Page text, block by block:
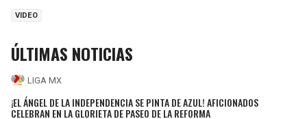
VIDEO
ÚLTIMAS NOTICIAS
LIGA MX
¡EL ÁNGEL DE LA INDEPENDENCIA SE PINTA DE AZUL! AFICIONADOS
CELEBRAN EN LA GLORIETA DE PASEO DE LA REFORMA